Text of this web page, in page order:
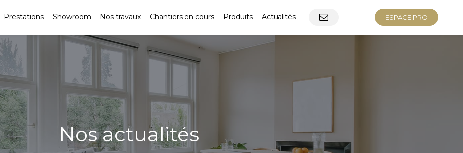
Prestations Showroom Nos travaux Chantiers en cours Produits Actualités ESPACE PRO
Nos actualités